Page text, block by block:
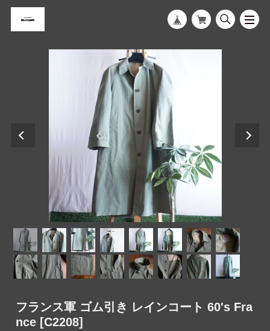
フランス軍 ゴム引き レインコート 60's Fra
nce [C2208]